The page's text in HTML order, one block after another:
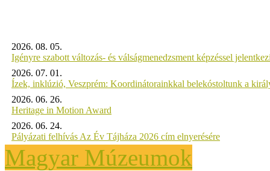
2026. 08. 05.
Igényre szabott változás- és válságmenedzsment képzéssel
2026. 07. 01.
Ízek, inklúzió, Veszprém: Koordinátorainkkal belekóstoltunk a
2026. 06. 26.
Heritage in Motion Award
2026. 06. 24.
Pályázati felhívás Az Év Tájháza 2026 cím elnyerésére
Magyar Múzeumok